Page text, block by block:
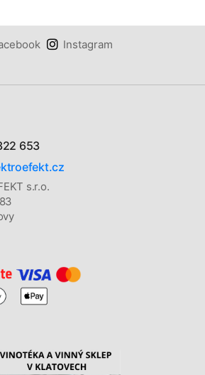
Instagram
653
s.r.o.